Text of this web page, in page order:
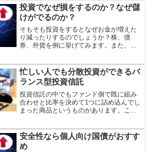
クやメリットを学んで足りない分を補う
事を目指します。
投資でなぜ損をするのか？なぜ儲
けがでるのか？
そもそも投資をするとなぜお金が増えた
り減ったりするのでしょうか？株、債
券、外貨を例に挙げてみます。また、利
引いたものが手元に残ります。
忙しい人でも分散投資ができるバ
ランス型投資信託
投資信託の中でもファンド側で既に組み
合わせと比率を決めて1つに詰め込んでし
まった商品というものがあります。これ
安全性なら個人向け国債がおすす
め